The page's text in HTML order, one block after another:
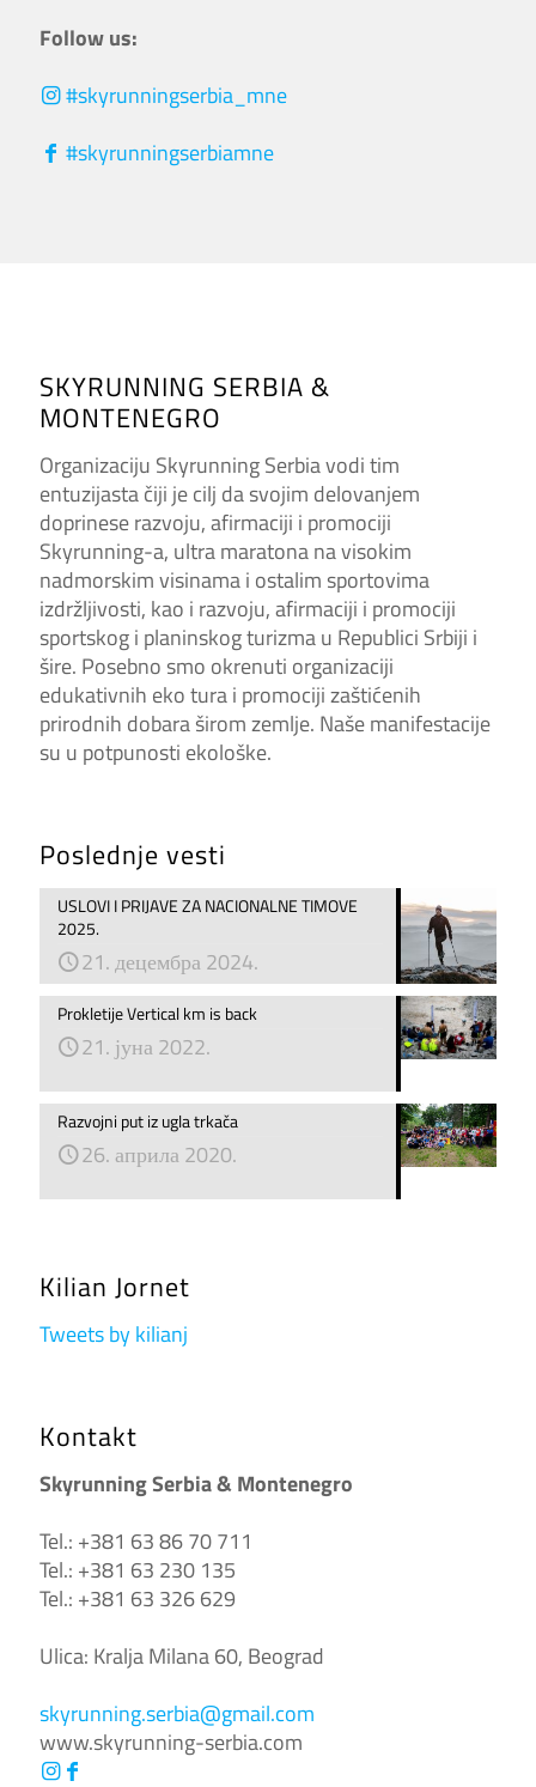
Follow us:
#skyrunningserbia_mne
#skyrunningserbiamne
SKYRUNNING SERBIA &
MONTENEGRO
Organizaciju Skyrunning Serbia vodi tim
entuzijasta čiji je cilj da svojim delovanjem
doprinese razvoju, afirmaciji i promociji
Skyrunning-a, ultra maratona na visokim
nadmorskim visinama i ostalim sportovima
izdržljivosti, kao i razvoju, afirmaciji i promociji
sportskog i planinskog turizma u Republici Srbiji i
šire. Posebno smo okrenuti organizaciji
edukativnih eko tura i promociji zaštićenih
prirodnih dobara širom zemlje. Naše manifestacije
su u potpunosti ekološke.
Poslednje vesti
USLOVI I PRIJAVE ZA NACIONALNE TIMOVE
2025.
21. децембра 2024.
Prokletije Vertical km is back
21. јуна 2022.
Razvojni put iz ugla trkača
26. априла 2020.
Kilian Jornet
Tweets by kilianj
Kontakt
Skyrunning Serbia & Montenegro
Tel.: +381 63 86 70 711
Tel.: +381 63 230 135
Tel.: +381 63 326 629
Ulica: Kralja Milana 60, Beograd
skyrunning.serbia@gmail.com
www.skyrunning-serbia.com